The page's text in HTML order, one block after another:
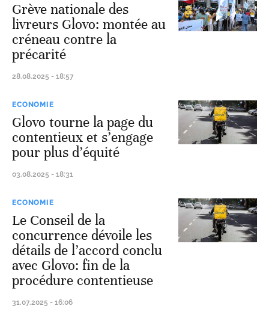
Grève nationale des
livreurs Glovo: montée au
créneau contre la
précarité
28.08.2025 - 18:57
ECONOMIE
Glovo tourne la page du
contentieux et s’engage
pour plus d’équité
03.08.2025 - 18:31
ECONOMIE
Le Conseil de la
concurrence dévoile les
détails de l’accord conclu
avec Glovo: fin de la
procédure contentieuse
31.07.2025 - 16:06